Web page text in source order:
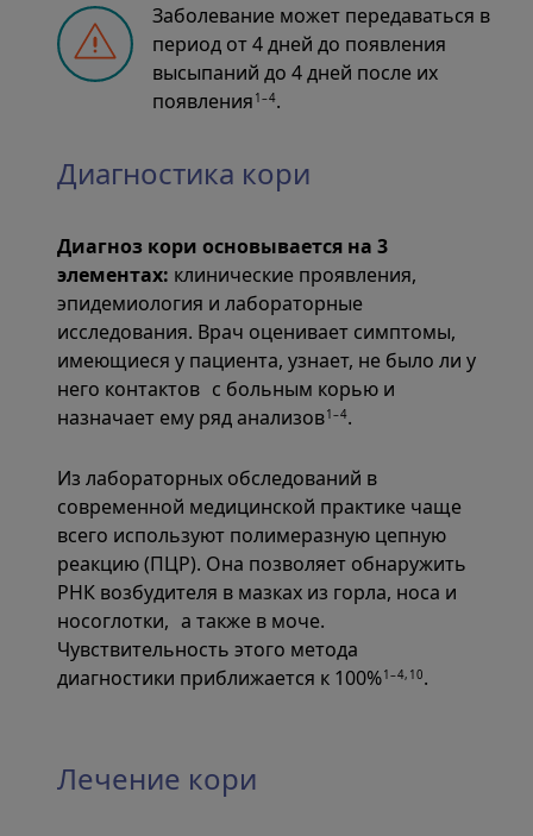
Заболевание может передаваться в
период от 4 дней до появления
высыпаний до 4 дней после их
появления 1–4.
Диагностика кори
Диагноз кори основывается на 3
элементах: клинические проявления,
эпидемиология и лабораторные
исследования. Врач оценивает симптомы,
имеющиеся у пациента, узнает, не было ли у
него контактов с больным корью и
назначает ему ряд анализов1–4.
Из лабораторных обследований в
современной медицинской практике чаще
всего используют полимеразную цепную
реакцию (ПЦР). Она позволяет обнаружить
РНК возбудителя в мазках из горла, носа и
носоглотки, а также в моче.
Чувствительность этого метода
диагностики приближается к 100%1–4,10.
Лечение кори